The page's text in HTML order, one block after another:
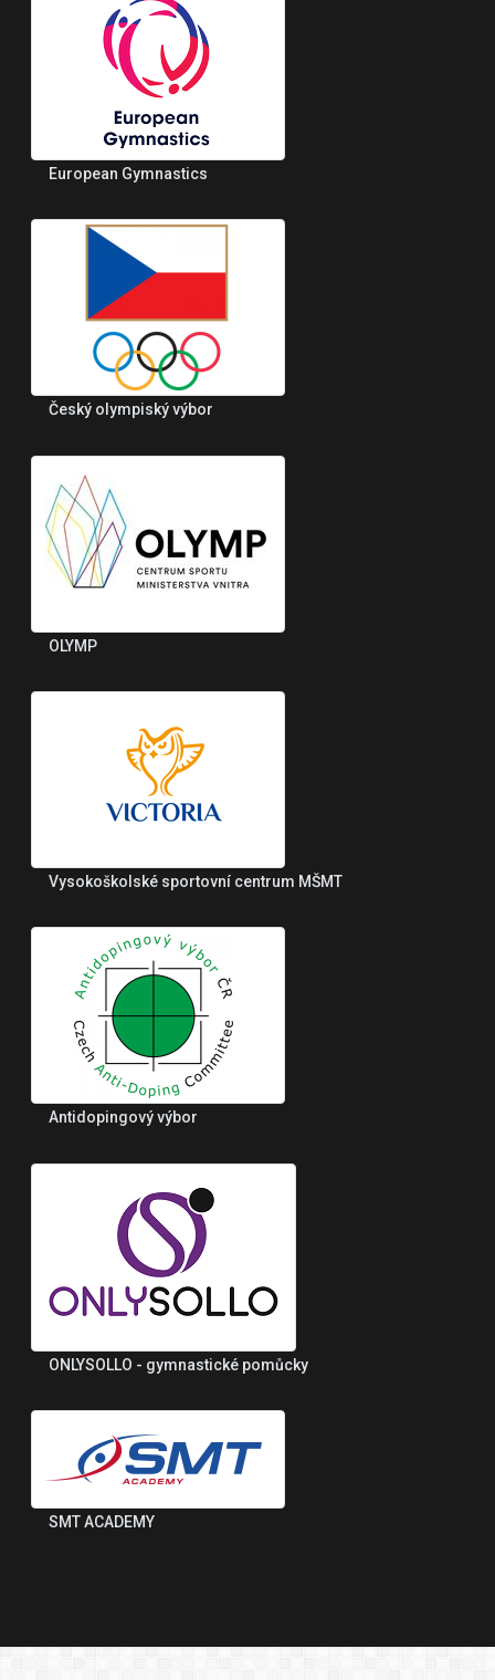
European Gymnastics
Český olympiský výbor
OLYMP
Vysokoškolské sportovní centrum MŠMT
Antidopingový výbor
ONLYSOLLO - gymnastické pomůcky
SMT ACADEMY